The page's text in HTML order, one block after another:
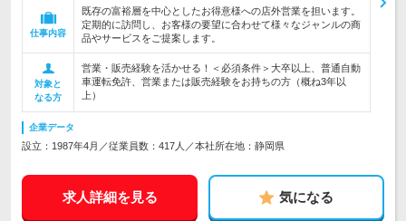
仕事内容
既存の富裕層を中心としたお得意様への店外営業を担います。
定期的に訪問し、お客様の要望に合わせて様々なジャンルの商
品やサービスをご提案します。
対象と
なる方
営業・販売経験を活かせる！＜必須条件＞大卒以上、普通自動
車運転免許、営業または販売経験をお持ちの方（概ね3年以
上）
企業データ
設立：1987年4月／従業員数：417人／本社所在地：静岡県
求人詳細を見る 気になる